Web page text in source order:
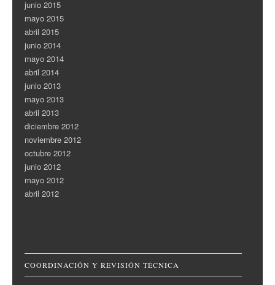
junio 2015
mayo 2015
abril 2015
junio 2014
mayo 2014
abril 2014
junio 2013
mayo 2013
abril 2013
diciembre 2012
noviembre 2012
octubre 2012
junio 2012
mayo 2012
abril 2012
COORDINACIÓN Y REVISIÓN TÉCNICA